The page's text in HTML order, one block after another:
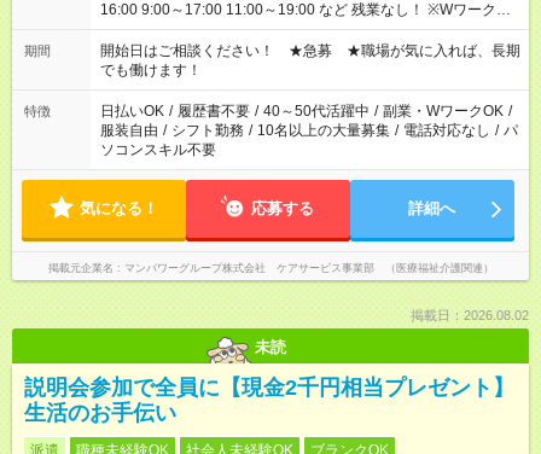
16:00 9:00～17:00 11:00～19:00 など 残業なし！ ※Wワークの
場合、他のお仕事と合わせ週40時間超の就業はご案内できませ
ん ※法令に基づき、週20時間以上勤務は社会保険への加入対象
となります ※労働者派遣法（日雇い派遣の原則禁止）により、
短時間・短期間の就業はご案内が難しい場合があります
期間
開始日はご相談ください！ ★急募 ★職場が気に入れば、長期
でも働けます！
特徴 日払いOK / 履歴書不要 / 40～50代活躍中 / 副業・WワークOK /
服装自由 / シフト勤務 / 10名以上の大量募集 / 電話対応なし / パ
ソコンスキル不要
気になる！ 応募する 詳細へ
掲載元企業名 マンパワーグループ株式会社 ケアサービス事業部 （医療福祉介護関連）
掲載日：2026.08.02
未読
説明会参加で全員に【現金2千円相当プレゼント】
生活のお手伝い
派遣 職種未経験OK 社会人未経験OK
ブランクOK